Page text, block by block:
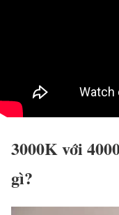
3000K với
gì?